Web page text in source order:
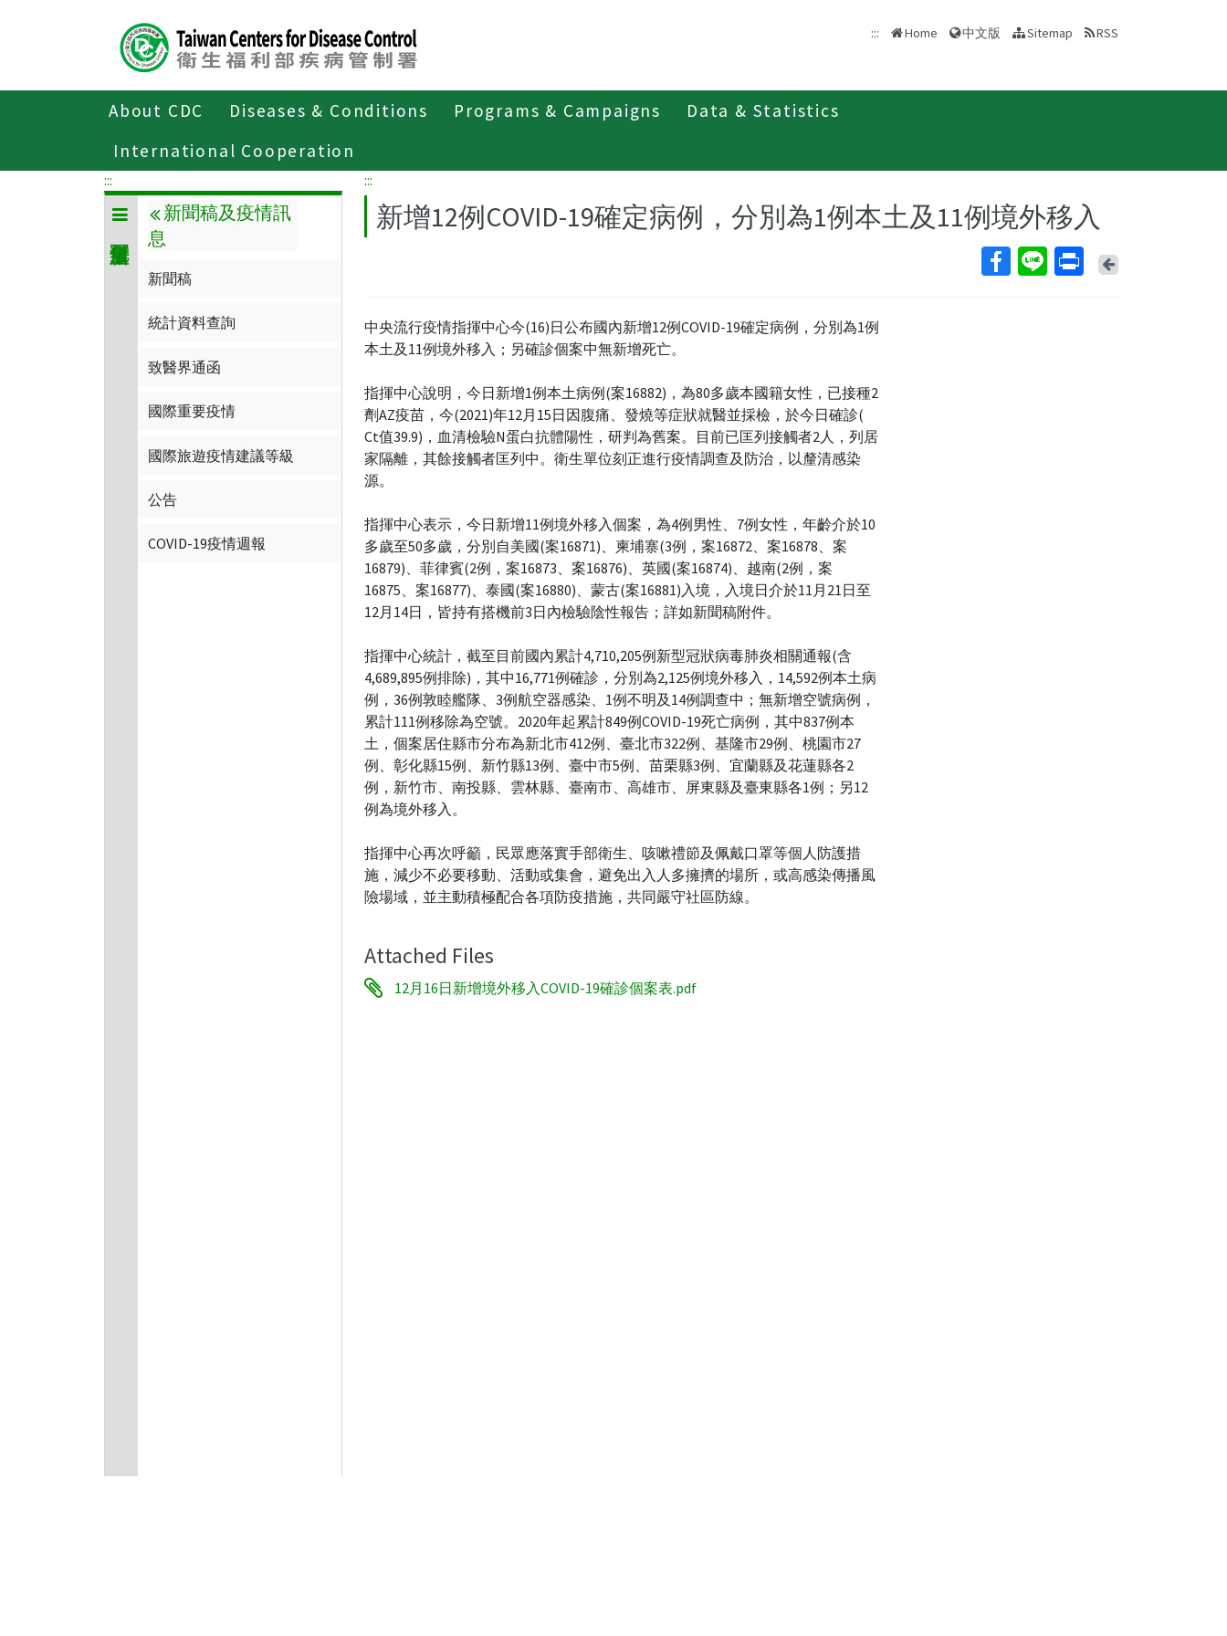
::: Home 中文版 Sitemap RSS
About CDC Diseases & Conditions Programs & Campaigns
Data & Statistics
International Cooperation
傳染病與防疫專題
:::
新聞稿及疫情訊
息
新聞稿
統計資料查詢
致醫界通函
國際重要疫情
國際旅遊疫情建議等級
公告
COVID-19疫情週報
:::
新增12例COVID-19確定病例，分別為1例本土及11例境外移入
Back
中央流行疫情指揮中心今(16)日公布國內新增12例COVID-19確定病例，分別為1例
本土及11例境外移入；另確診個案中無新增死亡。
指揮中心說明，今日新增1例本土病例(案16882)，為80多歲本國籍女性，已接種2
劑AZ疫苗，今(2021)年12月15日因腹痛、發燒等症狀就醫並採檢，於今日確診(
Ct值39.9)，血清檢驗N蛋白抗體陽性，研判為舊案。目前已匡列接觸者2人，列居
家隔離，其餘接觸者匡列中。衛生單位刻正進行疫情調查及防治，以釐清感染
源。
指揮中心表示，今日新增11例境外移入個案，為4例男性、7例女性，年齡介於10
多歲至50多歲，分別自美國(案16871)、柬埔寨(3例，案16872、案16878、案
16879)、菲律賓(2例，案16873、案16876)、英國(案16874)、越南(2例，案
16875、案16877)、泰國(案16880)、蒙古(案16881)入境，入境日介於11月21日至
12月14日，皆持有搭機前3日內檢驗陰性報告；詳如新聞稿附件。
指揮中心統計，截至目前國內累計4,710,205例新型冠狀病毒肺炎相關通報(含
4,689,895例排除)，其中16,771例確診，分別為2,125例境外移入，14,592例本土病
例，36例敦睦艦隊、3例航空器感染、1例不明及14例調查中；無新增空號病例，
累計111例移除為空號。2020年起累計849例COVID-19死亡病例，其中837例本
土，個案居住縣市分布為新北市412例、臺北市322例、基隆市29例、桃園市27
例、彰化縣15例、新竹縣13例、臺中市5例、苗栗縣3例、宜蘭縣及花蓮縣各2
例，新竹市、南投縣、雲林縣、臺南市、高雄市、屏東縣及臺東縣各1例；另12
例為境外移入。
指揮中心再次呼籲，民眾應落實手部衛生、咳嗽禮節及佩戴口罩等個人防護措
施，減少不必要移動、活動或集會，避免出入人多擁擠的場所，或高感染傳播風
險場域，並主動積極配合各項防疫措施，共同嚴守社區防線。
Attached Files
12月16日新增境外移入COVID-19確診個案表.pdf